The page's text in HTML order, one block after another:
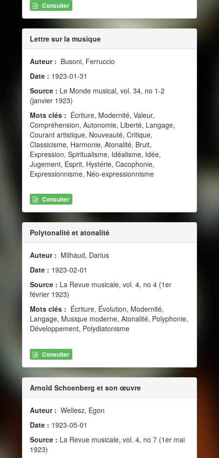
Consulter
Lettre sur la musique
Auteur : Busoni, Ferruccio
Date : 1923-01-31
Source : Le Monde musical, vol. 34, no 1-2
(janvier 1923)
Mots clés : Écriture, Modernité, Valeur,
Compréhension, Autonomie, Liberté, Langage,
Courant artistique, Nouveauté, Critique,
Classicisme, Harmonie, Atonalité, Bruit,
Expression, Spiritualisme, Idéalisme, Idée,
Jugement, Esprit, Hystérie, Cacophonie,
Expressionnisme, Néo-expressionnisme
Consulter
Polytonalité et atonalité
Auteur : Milhaud, Darius
Date : 1923-02-01
Source : La Revue musicale, vol. 4, no 4 (1er
février 1923)
Mots clés : Écriture, Évolution, Modernité,
Langage, Musique moderne, Atonalité, Polyphonie,
Développement, Polydiatonisme
Consulter
Arnold Schoenberg et son œuvre
Auteur : Wellesz, Egon
Date : 1923-05-01
Source : La Revue musicale, vol. 4, no 7 (1er mai
1923)